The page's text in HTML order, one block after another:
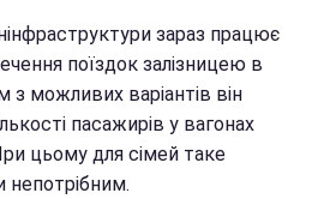
зараз працює
поїздок залізницею в
з можливих варіантів він
пасажирів у вагонах
цьому для сімей таке